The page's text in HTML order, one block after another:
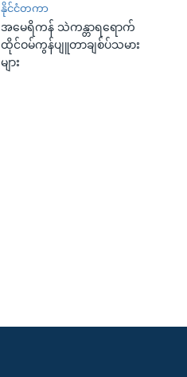
နိုင်ငံတကာ
အမေရိကန် သဲကန္တာရရောက်
ထိုင်ဝမ်ကွန်ပျူတာချစ်ပ်သမား
များ